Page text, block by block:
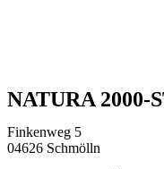
NATURA 2000-
Finkenweg 5
04626 Schmölln